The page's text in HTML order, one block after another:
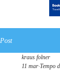
Post
kraus folner
11 mar Tempo